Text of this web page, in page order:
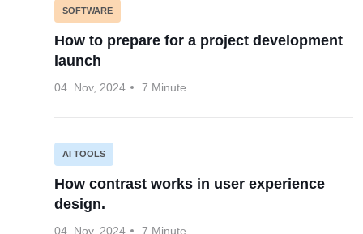
SOFTWARE
How to prepare for a project development
launch
04. Nov, 2024 7 Minute
AI TOOLS
How contrast works in user experience
design.
04. Nov, 2024 7 Minute